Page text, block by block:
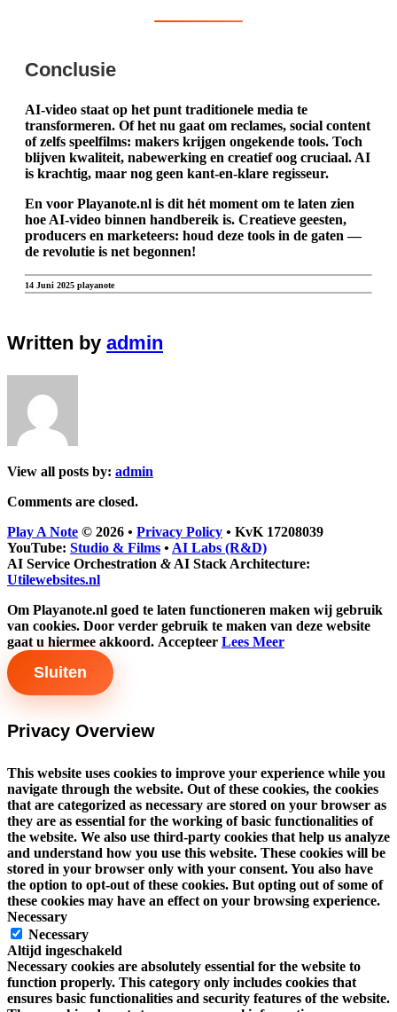
Conclusie
AI-video staat op het punt traditionele media te
transformeren. Of het nu gaat om reclames, social content
of zelfs speelfilms: makers krijgen ongekende tools. Toch
blijven kwaliteit, nabewerking en creatief oog cruciaal. AI
is krachtig, maar nog geen kant-en-klare regisseur.
En voor Playanote.nl is dit hét moment om te laten zien
hoe AI-video binnen handbereik is. Creatieve geesten,
producers en marketeers: houd deze tools in de gaten —
de revolutie is net begonnen!
14 Juni 2025 playanote
Written by admin
View all posts by: admin
Comments are closed.
Play A Note © 2026 • Privacy Policy • KvK 17208039
YouTube: Studio & Films • AI Labs (R&D)
AI Service Orchestration &AI Stack Architecture:
Utilewebsites.nl
Om Playanote.nl goed te laten functioneren maken wij gebruik
van cookies. Door verder gebruik te maken van deze website
gaat u hiermee akkoord. Accepteer Lees Meer
Sluiten
Privacy Overview
This website uses cookies to improve your experience while you
navigate through the website. Out of these cookies, the cookies
that are categorized as necessary are stored on your browser as
they are as essential for the working of basic functionalities of
the website. We also use third-party cookies that help us analyze
and understand how you use this website. These cookies will be
stored in your browser only with your consent. You also have
the option to opt-out of these cookies. But opting out of some of
these cookies may have an effect on your browsing experience.
Necessary
Necessary
Altijd ingeschakeld
Necessary cookies are absolutely essential for the website to
function properly. This category only includes cookies that
ensures basic functionalities and security features of the website.